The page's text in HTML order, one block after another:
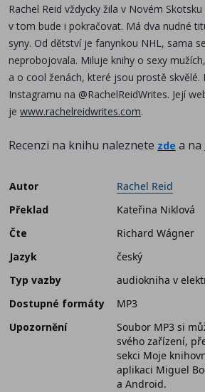
Rachel Reid vždycky žila v Novém
v tom bude i pokračovat. Má dva nudné
syny. Od dětství je fanynkou NHL, sama
neprobojovala. Miluje knihy o sexy
a o cool ženách, které jsou prostě
Instagramu na @RachelReidWrites. Její
je www.rachelreidwrites.com.
Recenzi na knihu naleznete zde a na
Autor
Rachel Reid
Překlad
Kateřina Niklová
Čte
Richard Wágner
Jazyk
český
Typ vazby
audiokniha v
Dostupné formáty
MP3
Upozornění
Soubor MP3 si
svého zařízení,
sekci Moje
aplikaci Miguel
a Android.